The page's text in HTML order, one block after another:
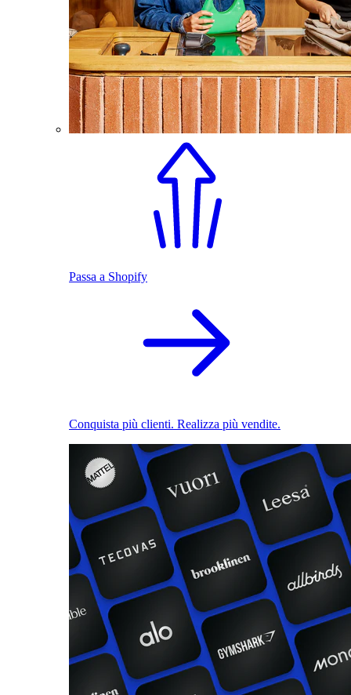
Passa a Shopify
Conquista più clienti. Realizza più vendite.